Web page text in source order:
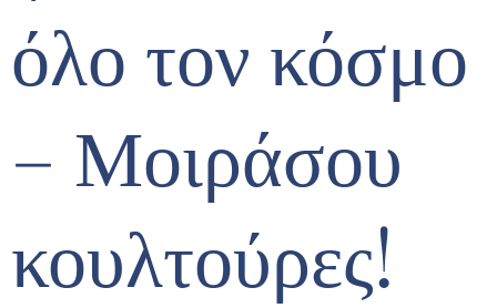
όλο τον κόσμο
– Μοιράσου
κουλτούρες!